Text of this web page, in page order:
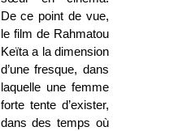
De ce point de vue,
le film de Rahmatou
Keïta a la dimension
d’une fresque, dans
laquelle une femme
forte tente d’exister,
dans des temps où